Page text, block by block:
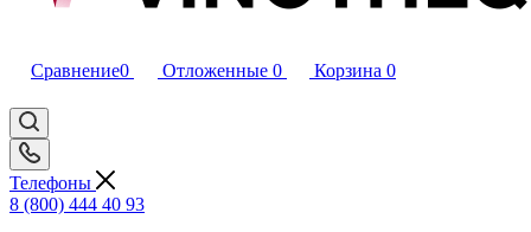
Сравнение0 Отложенные 0 Корзина 0
Телефоны
8 (800) 444 40 93